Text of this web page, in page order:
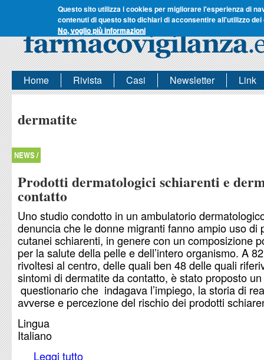
Questo sito utilizza i cookies per migliorare l'esperienza di
contenuti di questo sito dichiari di acconsentire all'utilizzo dei
No, voglio più informazioni
Home Rivista Casi Newsletter Link
dermatite
NEWS /
Prodotti dermatologici schiarenti e
contatto
Uno studio condotto in un ambulatorio
denuncia che le donne migranti fanno ampio uso di
cutanei schiarenti, in genere con un composizione
per la salute della pelle e dell’intero organismo. A
rivoltesi al centro, delle quali ben 48 delle quali
sintomi di dermatite da contatto, è stato proposto un
questionario che indagava l’impiego, la storia di
avverse e percezione del rischio dei prodotti
Lingua
Italiano
Leggi tutto